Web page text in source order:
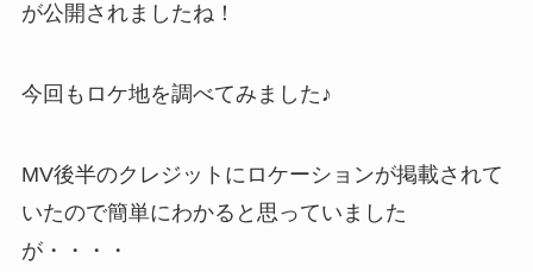
が公開されましたね！
今回もロケ地を調べてみました♪
MV後半のクレジットにロケーションが掲載されて
いたので簡単にわかると思っていました
が・・・・